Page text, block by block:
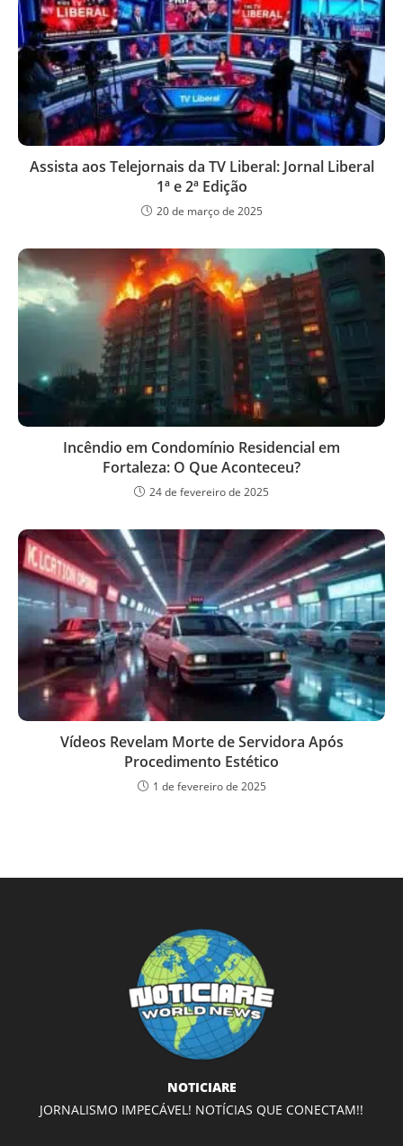
Assista aos Telejornais da TV Liberal: Jornal Liberal
1ª e 2ª Edição
20 de março de 2025
Incêndio em Condomínio Residencial em
Fortaleza: O Que Aconteceu?
24 de fevereiro de 2025
Vídeos Revelam Morte de Servidora Após
Procedimento Estético
1 de fevereiro de 2025
NOTICIARE
JORNALISMO IMPECÁVEL! NOTÍCIAS QUE CONECTAM!!